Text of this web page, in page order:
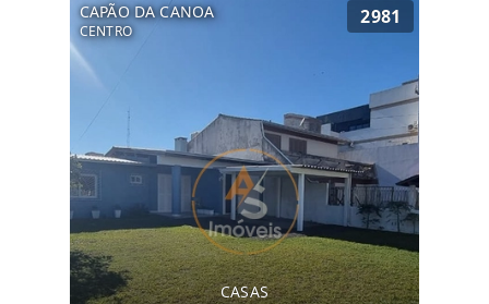
CAPÃO DA CANOA
CENTRO
2981
CASAS